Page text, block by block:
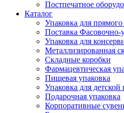
Постпечатное
Каталог
Упаковка для
Поставка Фасовочно-
Упаковка для
Металлизированная
Складные коробки
Фармацевтическая
Пищевая упаковка
Упаковка для
Подарочная упаковка
Корпоративные